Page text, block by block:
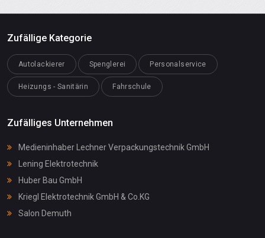
Zufällige Kategorie
Autolackierer Spenglerei Personalservice
Heizungs - Sanitärin Fahrschule
Zufälliges Unternehmen
Medieninhaber Lechner Verpackungstechnik GmbH
Lening Elektrotechnik
Huber Bau GmbH
Kriegl Elektrotechnik GmbH & Co.KG
Salon Demuth